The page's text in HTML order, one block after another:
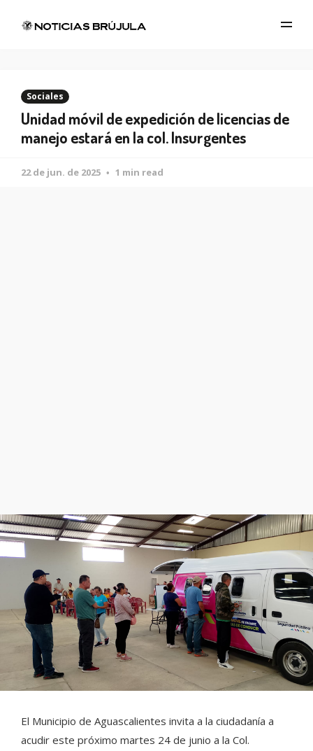
Sociales
Unidad móvil de expedición de licencias de
manejo estará en la col. Insurgentes
22 de jun. de 2025 1 min read
El Municipio de Aguascalientes invita a la ciudadanía a
acudir este próximo martes 24 de junio a la Col.